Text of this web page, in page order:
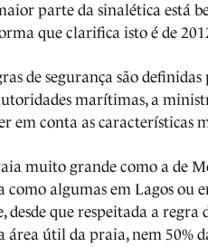
parte da sinalética está
que clarifica isto é de
de segurança são
marítimas, a
em conta as características
muito grande como a de
algumas em Lagos ou
que respeitada a regra
área útil da praia, nem 50%